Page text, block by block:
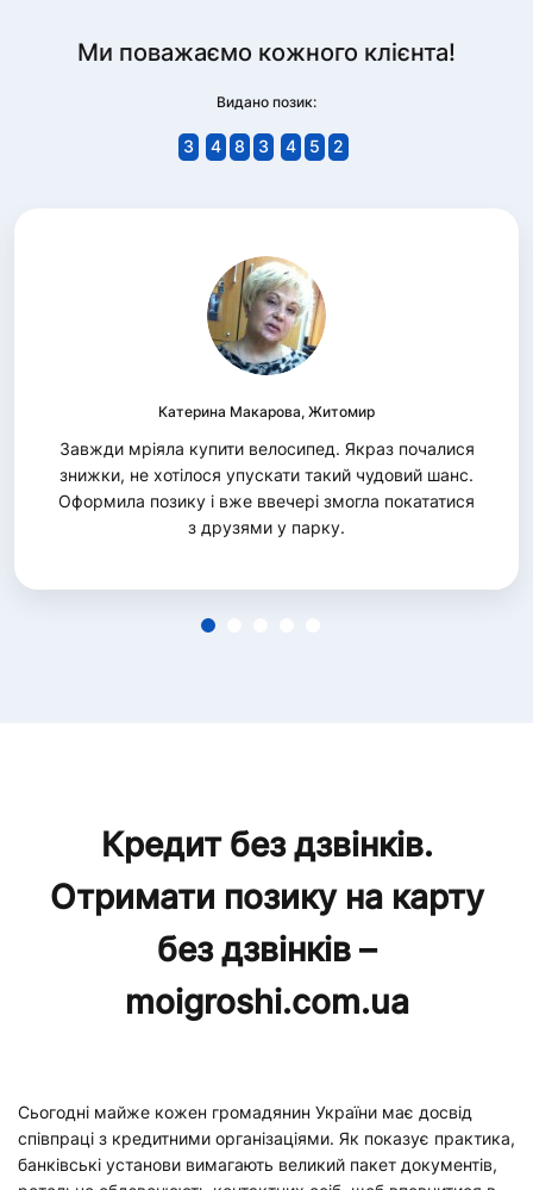
Ми поважаємо кожного клієнта!
Видано позик:
3 4 8 3 4 5 2
Катерина Макарова, Житомир
Завжди мріяла купити велосипед. Якраз почалися
знижки, не хотілося упускати такий чудовий шанс.
Оформила позику і вже ввечері змогла покататися
з друзями у парку.
1
Кредит без дзвінків.
Отримати позику на карту
без дзвінків –
moigroshi.com.ua
Сьогодні майже кожен громадянин України має досвід
співпраці з кредитними організаціями. Як показує практика,
банківські установи вимагають великий пакет документів,